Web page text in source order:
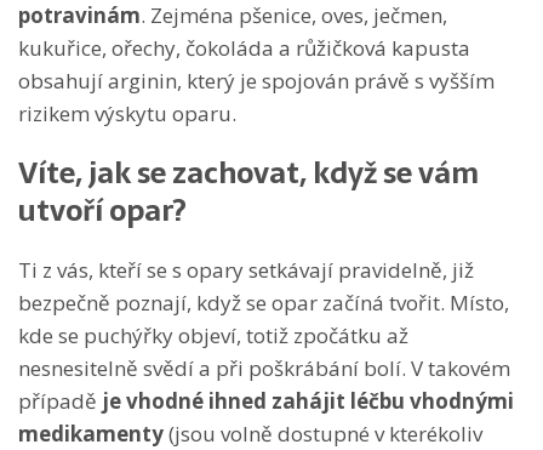
potravinám. Zejména pšenice, oves, ječmen,
kukuřice, ořechy, čokoláda a růžičková kapusta
obsahují arginin, který je spojován právě s vyšším
rizikem výskytu oparu.
Víte, jak se zachovat, když se vám
utvoří opar?
Ti z vás, kteří se s opary setkávají pravidelně, již
bezpečně poznají, když se opar začíná tvořit. Místo,
kde se puchýřky objeví, totiž zpočátku až
nesnesitelně svědí a při poškrábání bolí. V takovém
případě je vhodné ihned zahájit léčbu vhodnými
medikamenty(jsou volně dostupné v kterékoliv